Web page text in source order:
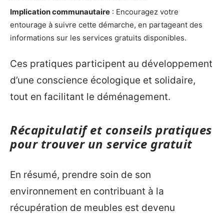
Implication communautaire : Encouragez votre
entourage à suivre cette démarche, en partageant des
informations sur les services gratuits disponibles.
Ces pratiques participent au développement
d’une conscience écologique et solidaire,
tout en facilitant le déménagement.
Récapitulatif et conseils pratiques
pour trouver un service gratuit
En résumé, prendre soin de son
environnement en contribuant à la
récupération de meubles est devenu